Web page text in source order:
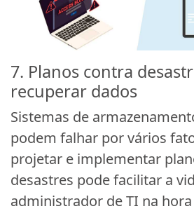
7. Planos contra
recuperar dados
Sistemas de
podem falhar por vários
projetar e implementar
desastres pode facilitar a
administrador de TI na